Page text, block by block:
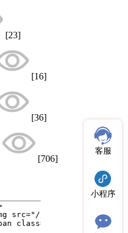
[23]
[16]
[36]
[706]
客服
小程序